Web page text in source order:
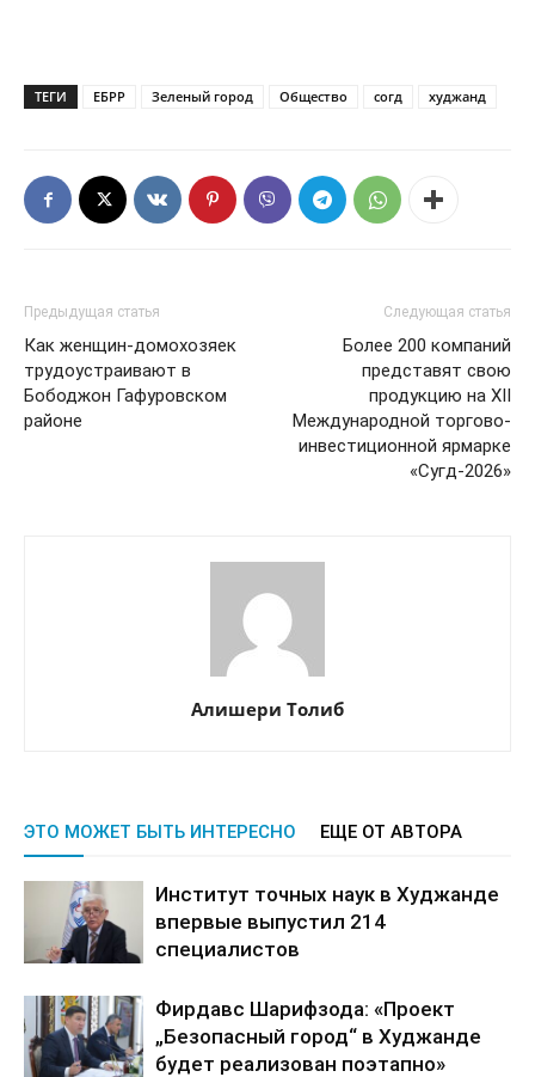
ТЕГИ ЕБРР Зеленый город Общество согд худжанд
Предыдущая статья
Как женщин-домохозяек
трудоустраивают в
Бободжон Гафуровском
районе
Следующая статья
Более 200 компаний
представят свою
продукцию на XII
Международной торгово-
инвестиционной ярмарке
«Сугд-2026»
Алишери Толиб
ЭТО МОЖЕТ БЫТЬ ИНТЕРЕСНО ЕЩЕ ОТ АВТОРА
Институт точных наук в Худжанде
впервые выпустил 214
специалистов
Фирдавс Шарифзода: «Проект
„Безопасный город“ в Худжанде
будет реализован поэтапно»